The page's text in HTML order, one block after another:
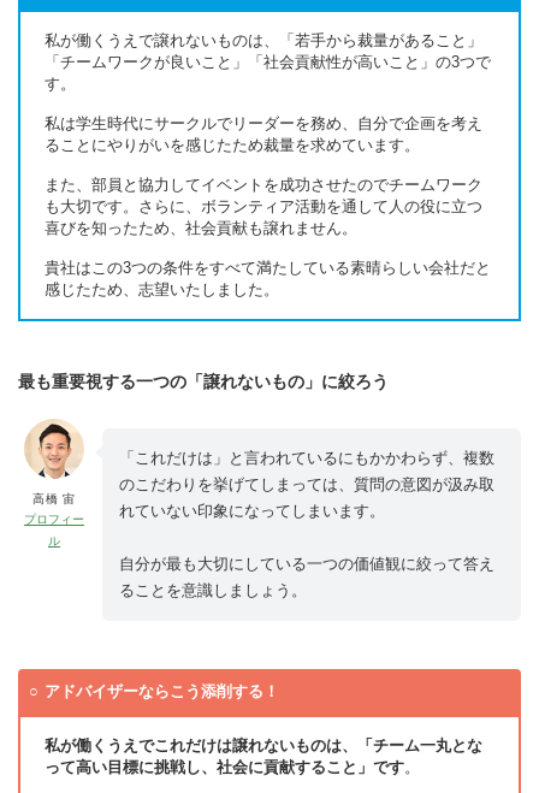
私が働くうえで譲れないものは、「若手から裁量があること」
「チームワークが良いこと」「社会貢献性が高いこと」の3つで
す。
私は学生時代にサークルでリーダーを務め、自分で企画を考え
ることにやりがいを感じたため裁量を求めています。
また、部員と協力してイベントを成功させたのでチームワーク
も大切です。さらに、ボランティア活動を通して人の役に立つ
喜びを知ったため、社会貢献も譲れません。
貴社はこの3つの条件をすべて満たしている素晴らしい会社だと
感じたため、志望いたしました。
最も重要視する一つの「譲れないもの」に絞ろう
高橋 宙
プロフィー
ル
「これだけは」と言われているにもかかわらず、複数
のこだわりを挙げてしまっては、質問の意図が汲み取
れていない印象になってしまいます。
自分が最も大切にしている一つの価値観に絞って答え
ることを意識しましょう。
アドバイザーならこう添削する！
私が働くうえでこれだけは譲れないものは、「チーム一丸とな
って高い目標に挑戦し、社会に貢献すること」です。